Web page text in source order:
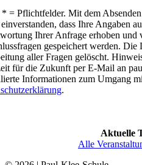
* = Pflichtfelder. Mit dem
dass Ihre Angaben
Ihrer Anfrage erhoben und
gespeichert werden. Die
aller Fragen gelöscht.
für die Zukunft per E-Mail an
Informationen zum Umgang
.
Aktuelle
Alle